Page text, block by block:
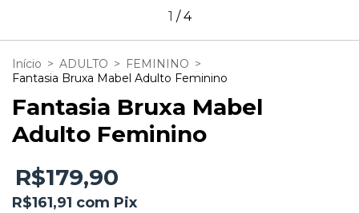
1 /4
Início > ADULTO > FEMININO >
Fantasia Bruxa Mabel Adulto Feminino
Fantasia Bruxa Mabel
Adulto Feminino
R$179,90
R$161,91 com Pix